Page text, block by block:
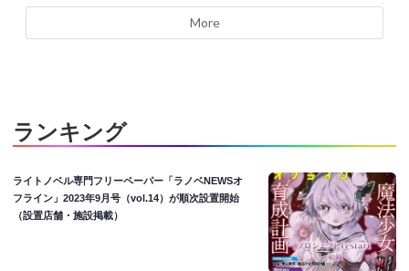
More
ランキング
ライトノベル専門フリーペーパー「ラノベNEWSオ
フライン」2023年9月号（vol.14）が順次設置開始
（設置店舗・施設掲載）